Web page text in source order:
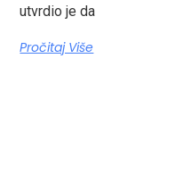
utvrdio je da
Pročitaj Više